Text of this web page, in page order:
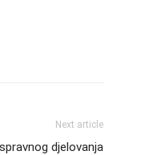
Next article
djelovanja